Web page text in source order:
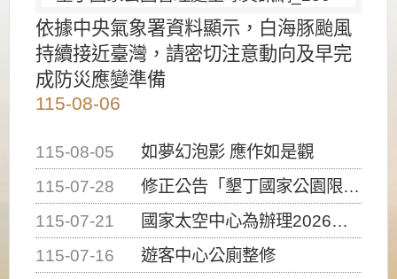
依據中央氣象署資料顯示，白海豚颱風
持續接近臺灣，請密切注意動向及早完
成防災應變準備
115-08-06
115-08-05
如夢幻泡影 應作如是觀
115-07-28
修正公告「墾丁國家公園限制水域遊憩活動之種類、範圍、時間及行為」，自即日生效。
115-07-21
國家太空中心為辦理2026台灣盃火箭競賽，陸、海、空域警戒及協調相關事宜，因颱風備案事宜
115-07-16
遊客中心公廁整修